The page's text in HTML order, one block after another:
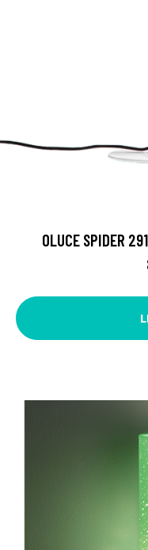
OLUCE SPIDER